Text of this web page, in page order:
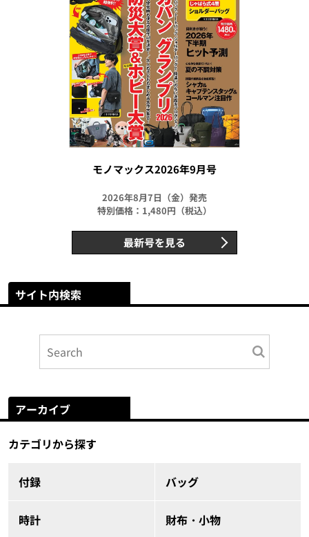
モノマックス2026年9月号
2026年8月7日（金）発売
特別価格：1,480円（税込）
最新号を見る
サイト内検索
アーカイブ
カテゴリから探す
付録 バッグ
時計 財布・小物